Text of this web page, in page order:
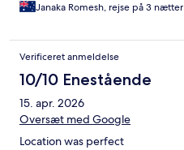
Janaka Romesh, rejse på 3 nætter
Verificeret anmeldelse
10/10 Enestående
15. apr. 2026
Oversæt med Google
Location was perfect